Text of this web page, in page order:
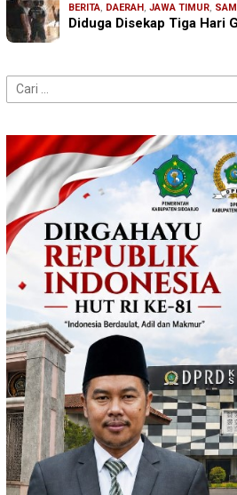
BERITA, DAERAH, JAWA TIMUR,
Diduga Disekap Tiga Hari
Cari
untuk: